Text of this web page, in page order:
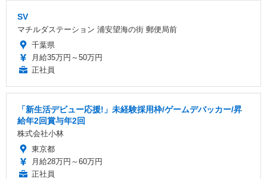
SV
マチルダステーション 浦安望海の街 郵便局前
千葉県
月給35万円～50万円
正社員
「新生活デビュー応援!」未経験採用枠/ゲームデバッカー/昇
給年2回賞与年2回
株式会社小林
東京都
月給28万円～60万円
正社員